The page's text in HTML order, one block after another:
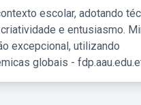
escolar, adotando
e entusiasmo.
excepcional, utilizando
globais -